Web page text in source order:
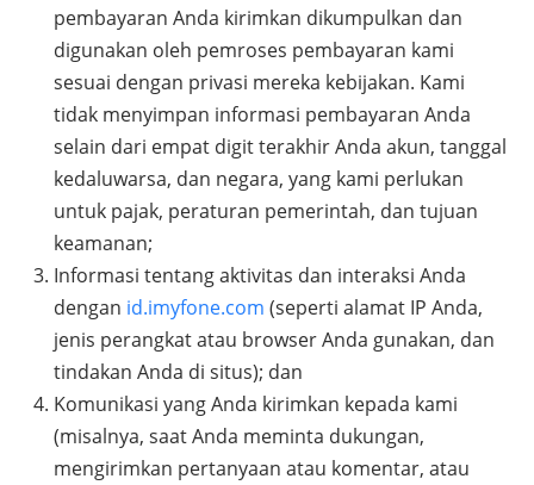
pembayaran Anda kirimkan dikumpulkan dan
digunakan oleh pemroses pembayaran kami
sesuai dengan privasi mereka kebijakan. Kami
tidak menyimpan informasi pembayaran Anda
selain dari empat digit terakhir Anda akun, tanggal
kedaluwarsa, dan negara, yang kami perlukan
untuk pajak, peraturan pemerintah, dan tujuan
keamanan;
Informasi tentang aktivitas dan interaksi Anda
dengan id.imyfone.com (seperti alamat IP Anda,
jenis perangkat atau browser Anda gunakan, dan
tindakan Anda di situs); dan
Komunikasi yang Anda kirimkan kepada kami
(misalnya, saat Anda meminta dukungan,
mengirimkan pertanyaan atau komentar, atau